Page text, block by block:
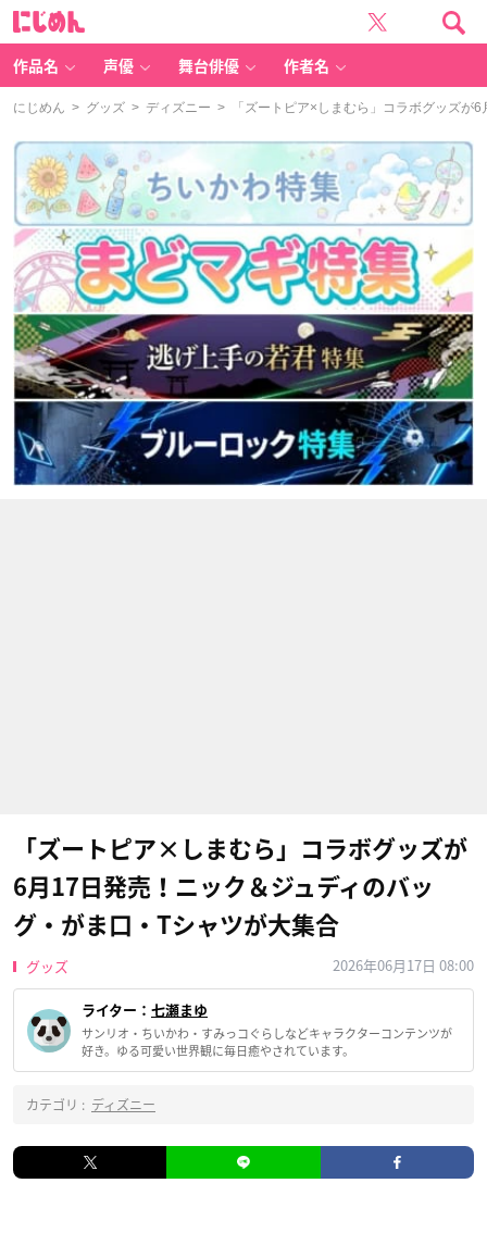
作品名 声優 舞台俳優 作者名
にじめん > グッズ > ディズニー > 「ズートピア×しまむら」コラボグッズが
「ズートピア×しまむら」コラボグッズが
6月17日発売！ニック＆ジュディのバッ
グ・がま口・Tシャツが大集合
グッズ 2026年06月17日 08:00
ライター： 七瀬まゆ
サンリオ・ちいかわ・すみっコぐらしなどキャラクターコンテンツが
好き。ゆる可愛い世界観に毎日癒やされています。
カテゴリ : ディズニー